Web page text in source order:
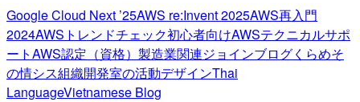
Google Cloud Next ’25AWS re:Invent 2025AWS再入門
2024AWSトレンドチェック初心者向けAWSテクニカルサポ
ートAWS認定（資格） 製造業関連ジョインブログくらめそ
の情シス組織開発室の活動デザインThai
LanguageVietnamese Blog